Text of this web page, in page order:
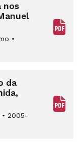
nos
•
da
• 2005-